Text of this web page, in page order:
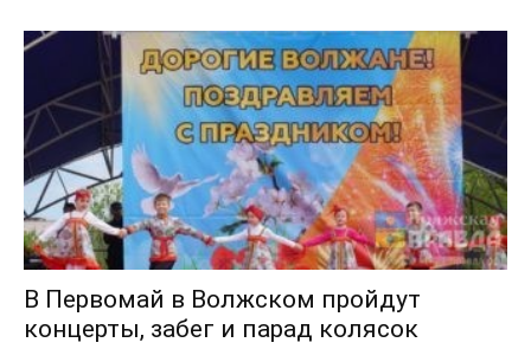
В Первомай в Волжском пройдут
концерты, забег и парад колясок